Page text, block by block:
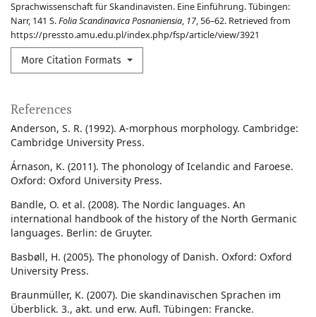
Sprachwissenschaft für Skandinavisten. Eine Einführung. Tübingen:
Narr, 141 S.Folia Scandinavica Posnaniensia, 17, 56–62. Retrieved from
https://pressto.amu.edu.pl/index.php/fsp/article/view/3921
More Citation Formats
References
Anderson, S. R. (1992). A-morphous morphology. Cambridge:
Cambridge University Press.
Árnason, K. (2011). The phonology of Icelandic and Faroese.
Oxford: Oxford University Press.
Bandle, O. et al. (2008). The Nordic languages. An
international handbook of the history of the North Germanic
languages. Berlin: de Gruyter.
Basbøll, H. (2005). The phonology of Danish. Oxford: Oxford
University Press.
Braunmüller, K. (2007). Die skandinavischen Sprachen im
Überblick. 3., akt. und erw. Aufl. Tübingen: Francke.